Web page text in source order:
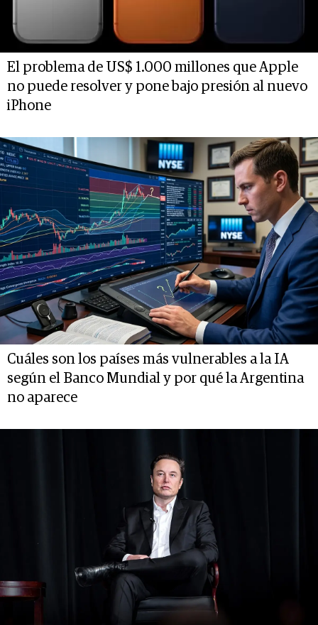
El problema de US$ 1.000 millones que Apple
no puede resolver y pone bajo presión al nuevo
iPhone
Cuáles son los países más vulnerables a la IA
según el Banco Mundial y por qué la Argentina
no aparece